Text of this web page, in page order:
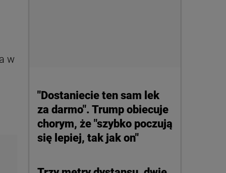
w
"Dostaniecie ten sam lek
za darmo". Trump obiecuje
chorym, że "szybko poczują
się lepiej, tak jak on"